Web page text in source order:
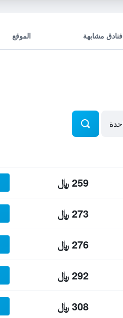
فنادق مشابهة الموقع
259 ﷼
273 ﷼
276 ﷼
292 ﷼
308 ﷼